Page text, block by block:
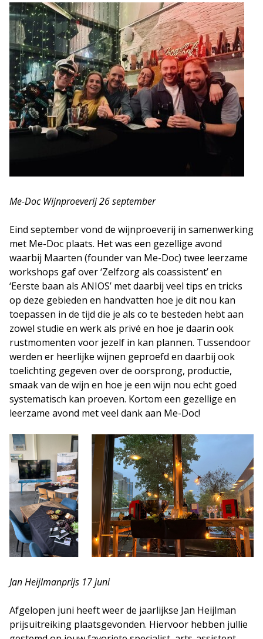
Me-Doc Wijnproeverij 26 september
Eind september vond de wijnproeverij in samenwerking
met Me-Doc plaats. Het was een gezellige avond
waarbij Maarten (founder van Me-Doc) twee leerzame
workshops gaf over ‘Zelfzorg als coassistent’ en
‘Eerste baan als ANIOS’ met daarbij veel tips en tricks
op deze gebieden en handvatten hoe je dit nou kan
toepassen in de tijd die je als co te besteden hebt aan
zowel studie en werk als privé en hoe je daarin ook
rustmomenten voor jezelf in kan plannen. Tussendoor
werden er heerlijke wijnen geproefd en daarbij ook
toelichting gegeven over de oorsprong, productie,
smaak van de wijn en hoe je een wijn nou echt goed
systematisch kan proeven. Kortom een gezellige en
leerzame avond met veel dank aan Me-Doc!
Jan Heijlmanprijs 17 juni
Afgelopen juni heeft weer de jaarlijkse Jan Heijlman
prijsuitreiking plaatsgevonden. Hiervoor hebben jullie